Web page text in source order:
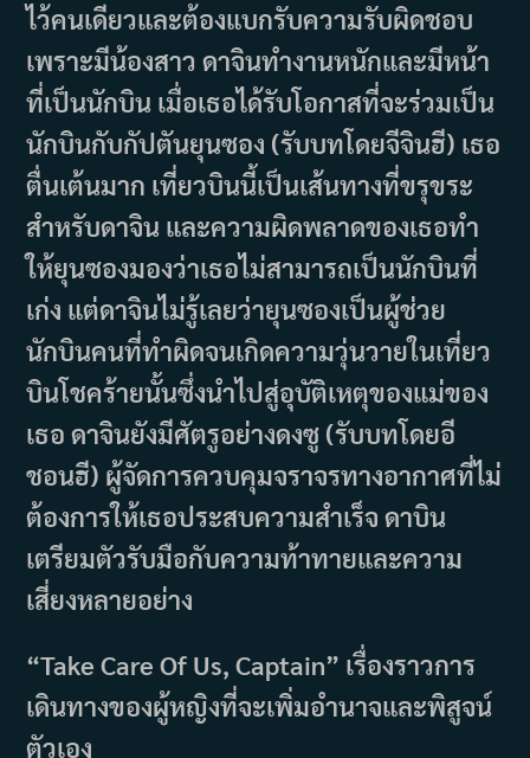
ไว้คนเดียวและต้องแบกรับความรับผิดชอบ
เพราะมีน้องสาว ดาจินทำงานหนักและมีหน้า
ที่เป็นนักบิน เมื่อเธอได้รับโอกาสที่จะร่วมเป็น
นักบินกับกัปตันยุนซอง (รับบทโดยจีจินฮี) เธอ
ตื่นเต้นมาก เที่ยวบินนี้เป็นเส้นทางที่ขรุขระ
สำหรับดาจิน และความผิดพลาดของเธอทำ
ให้ยุนซองมองว่าเธอไม่สามารถเป็นนักบินที่
เก่ง แต่ดาจินไม่รู้เลยว่ายุนซองเป็นผู้ช่วย
นักบินคนที่ทำผิดจนเกิดความวุ่นวายในเที่ยว
บินโชคร้ายนั้นซึ่งนำไปสู่อุบัติเหตุของแม่ของ
เธอ ดาจินยังมีศัตรูอย่างดงซู (รับบทโดยอี
ชอนฮี) ผู้จัดการควบคุมจราจรทางอากาศที่ไม่
ต้องการให้เธอประสบความสำเร็จ ดาบิน
เตรียมตัวรับมือกับความท้าทายและความ
เสี่ยงหลายอย่าง
“Take Care Of Us, Captain” เรื่องราวการ
เดินทางของผู้หญิงที่จะเพิ่มอำนาจและพิสูจน์
ตัวเอง